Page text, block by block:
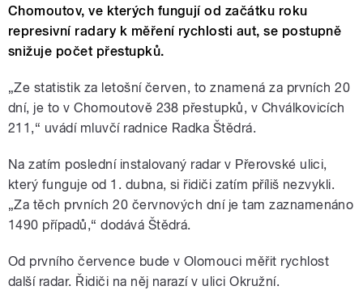
Chomoutov, ve kterých fungují od začátku roku
represivní radary k měření rychlosti aut, se postupně
snižuje počet přestupků.
„Ze statistik za letošní červen, to znamená za prvních 20
dní, je to v Chomoutově 238 přestupků, v Chválkovicích
211,“ uvádí mluvčí radnice Radka Štědrá.
Na zatím poslední instalovaný radar v Přerovské ulici,
který funguje od 1. dubna, si řidiči zatím příliš nezvykli.
„Za těch prvních 20 červnových dní je tam zaznamenáno
1490 případů,“ dodává Štědrá.
Od prvního července bude v Olomouci měřit rychlost
další radar. Řidiči na něj narazí v ulici Okružní.